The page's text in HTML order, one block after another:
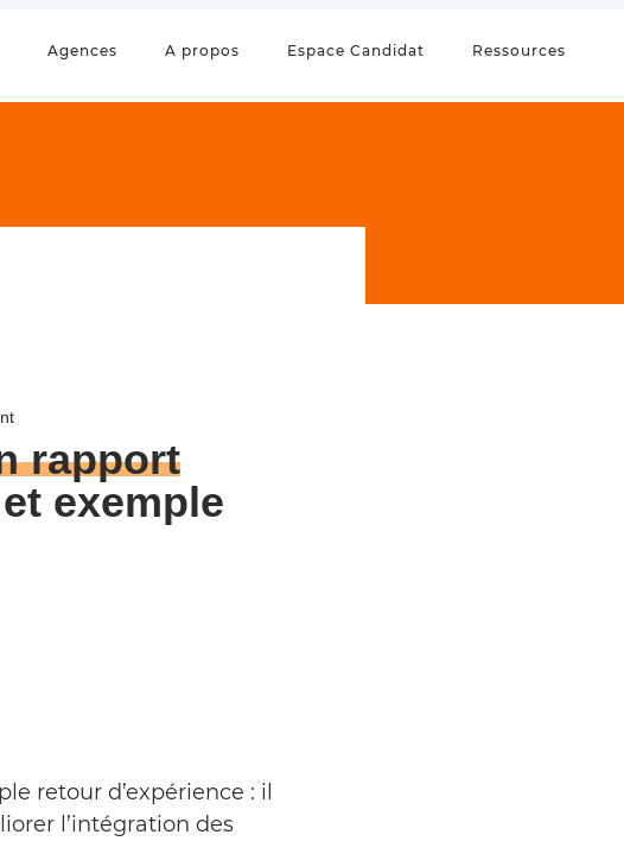
Agences A propos Espace Candidat Ressources
rapport
exemple
retour d’expérience : il
l’intégration des